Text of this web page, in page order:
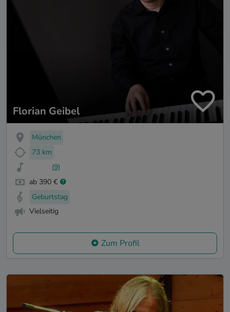
Florian Geibel
München
73 km
(9)
ab 390 €
Geburtstag
Vielseitig
Zum Profil